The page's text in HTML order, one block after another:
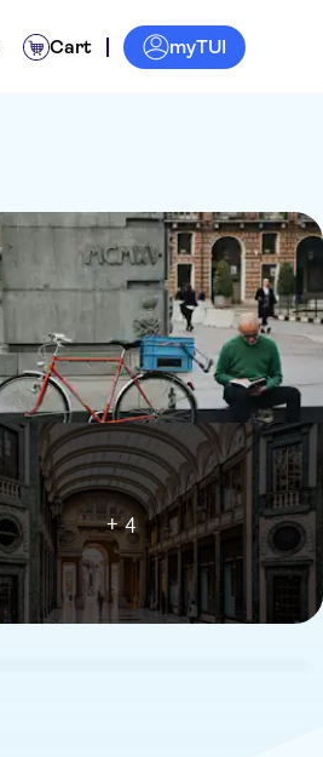
Cart myTUI
+ 4